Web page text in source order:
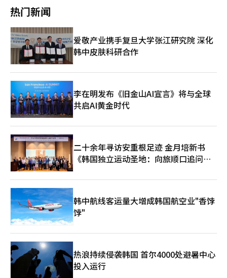
上映。※ 本报道经人工智能（AI）系统翻译与编辑。
沉浸在其中，时间过得飞快。演员们的表演也很出色，听觉和视觉
上都带来了震撼的乐趣。”最后，廉导演表示：“这是一部在声音
和影像上都下了很多功夫的作品。希望观众在影院观看时能感受到
更多。”申敏儿表示：“我个人非常高兴能在影院上映。最近韩国
电影受到很多关注，希望《眼动》作为一部惊悚片也能受到喜
爱。”另外，《眼动》将于6月24日上映。※ 本报道经人工智能
（AI）系统翻译与编辑。
能、量子技术、航天技术等科学技术与创新领域的合作。这是将高
国在首脑会议上签署了包括韩意开发合作谅解备忘录（MOU）在
内的四项MOU，并通过了“韩意战略行动计划”文件。 首脑会议
在罗马总理官邸举行，依次进行了欢迎仪式、小范围会谈、扩大午
餐会和MOU交换。李总统与梅洛尼总理的正式会谈是自去年9月联
韩时的会谈。 两国当天签署了在非洲开展农业与农村发展、数字
与教育培训等示范项目的韩意开发合作MOU，目标国包括埃及、
乌干达、埃塞俄比亚和科特迪瓦等四国。 青瓦台表示：“此次协
议为实现意大利对非洲的核心对外战略‘马泰计划’所追求的互惠
伙伴关系做出了贡献，并为两国在非洲地区共同开发成果奠定了基
础。” 马泰计划是意大利政府提出的旨在将非洲建设为欧洲新的
能源供应中心的开发与能源合作构想。 李总统随后出席了兼具晚
宴的“韩意商业圆桌会议”。活动中，韩国经济人协会会长柳珍、
三星电子会长李在镕、LS集团会长具滋恩、孝诚集团会长赵炫俊、
NAVER代表崔秀妍等出席。李总统在开场发言中强调，在人工智
能革命和供应链重组带来不确定性的国际秩序中，韩意经济合作的
我感觉自己仿佛真的存在于那个时代。我所查找的过去的场所也被
常参考的人物是李孝利的粉红色时代和单曲活动时期。她认为从清
新纯真的概念到强烈华丽的表演的转变与多美的角色相吻合。“我
喜欢god和Fin.K.L。因为有这样的经历，我对（电影背景）有了理
解。作为多美的参考，我选择了李孝利前辈。多美这个角色不仅与
三角组合的第一张专辑的清新纯真概念相似，第二张专辑则转变为
强烈华丽的形象，我认为这与李孝利前辈也很相似。李孝利在
Fin.K.L活动时的形象与第一张专辑相似，而在单曲活动时则是性感
而强烈的概念。我认为如果多美能同时展现这两种风格，就能很好
地呈现第一张和第二张专辑。”与她同台的演员们的努力也给朴智
贤带来了很大的激励。她对强东源的舞蹈实力和练习量感到惊叹，
而对严泰九则表示他在舞台上完全变成了另一个人。“东源前辈在
舞蹈方面真的很出色。我在练习室看到他练习霹雳舞和头旋等舞
蹈，短时间内就能完成，真的很神奇。我想知道他为了达到这样的
水平付出了多少努力。他每次都比我们早来练习室3到4个小时，浑
身是汗。个人练习后再和我们一起练习，感觉他每天练习了6到7个
多，但一上舞台就变得完全不同。东源前辈说我有舞台天赋，但我
觉得泰九前辈才是真正的舞台天生的。我感到被惊艳到了。我们分
配角色时，我想着‘我只需要眨眼就行了’，但在说唱部分，他却
眨了百万次眼。我觉得‘我的角色被抢走了’。他在舞台上飞翔，
泰九前辈的可爱程度不亚于现役偶像。”舞台拍摄时间很短。朴智
贤表示，她在舞台上实际站立的时间只有两天。尽管时间短暂，她
感受到了舞台带来的喜悦，同时也重新思考了真正的歌手所承受的
压力。“我觉得我在舞台上拍摄的时间只有两天，感到有些遗憾。
我想再次感受在舞台上站立时的喜悦。实际上，我有些幻想的梦
想。电影是经过剪辑的作品，而站在舞台上的歌手则需要独自承
角”因意外事件而解散，20年后重新寻求复出的故事。影片中，情
歌王子崔成坤（由吴政世饰演）的代表作《你喜欢》在银幕外也引
发了热议，进一步推动了口碑传播。 《你喜欢》的音乐视频、舞
台剪辑和一小时循环播放的视频在网上获得了高点击率，同时社交
媒体挑战活动也在扩散。演员柳承龙、李成民、金武烈、陈基周、
P.O、金善浩等同伴演员，以及K-pop偶像、歌手、主持人和体育
明星纷纷参与挑战，为影片中的粉丝团体“昆都”增添了热度。
第三位是《揭露日》，在12日吸引了49791名观众，累计观众人数
为159436人。 《揭露日》是史蒂文·斯皮尔伯格导演的科幻新
作。斯皮尔伯格以《未知的接触》、《E.T.》、《宇宙战争》等作
品在科幻领域留下了深刻的印记，此次再次回归该类型电影。大卫
·科埃普参与了剧本创作，艾米莉·布朗特、乔什·奥康纳、科林
·费尔斯等人出演。 随着《军体》突破500万观众进入长线票房，
《揭露日》的加入，使得周末的影院竞争更加激烈。※ 本报道经
人工智能（AI）系统翻译与编辑。
热门新闻
爱敬产业携手复旦大学张江研究院 深化
韩中皮肤科研合作
李在明发布《旧金山AI宣言》将与全球
共启AI黄金时代
二十余年寻访安重根足迹 金月培新书
《韩国独立运动圣地：向旅顺口追问历
韩中航线客运量大增成韩国航空业"香饽
饽"
热浪持续侵袭韩国 首尔4000处避暑中心
投入运行